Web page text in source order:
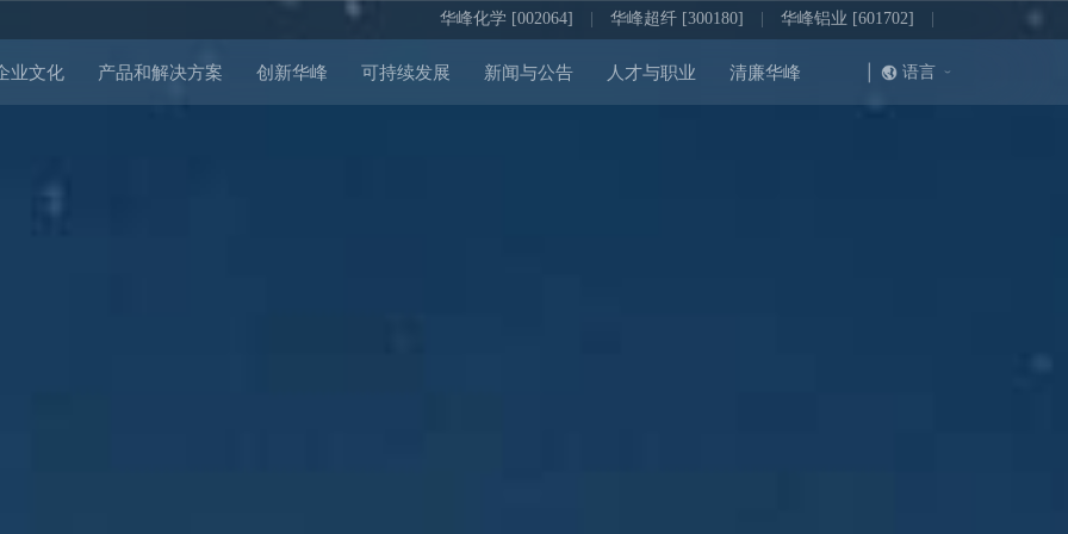
华峰化学 [002064] 华峰超纤 [300180] 华峰铝业 [601702]
业文化 产品和解决方案 创新华峰 可持续发展 新闻与公告 人才与职业 清廉华峰 语言